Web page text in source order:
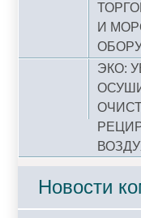
И
ЭКО:
Новости